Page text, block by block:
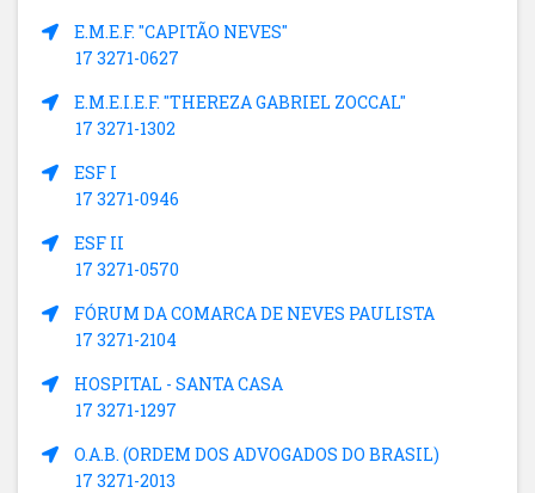
E.M.E.F. "CAPITÃO NEVES"
17 3271-0627
E.M.E.I.E.F. "THEREZA GABRIEL ZOCCAL"
17 3271-1302
ESF I
17 3271-0946
ESF II
17 3271-0570
FÓRUM DA COMARCA DE NEVES PAULISTA
17 3271-2104
HOSPITAL - SANTA CASA
17 3271-1297
O.A.B. (ORDEM DOS ADVOGADOS DO BRASIL)
17 3271-2013